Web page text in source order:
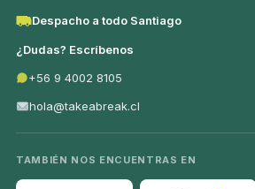
Despacho a todo Santiago
¿Dudas? Escríbenos
+56 9 4002 8105
hola@takeabreak.cl
TAMBIÉN NOS ENCUENTRAS EN